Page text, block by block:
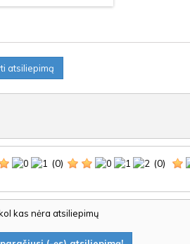
atsiliepimą
(0)
(0)
kas nėra atsiliepimų